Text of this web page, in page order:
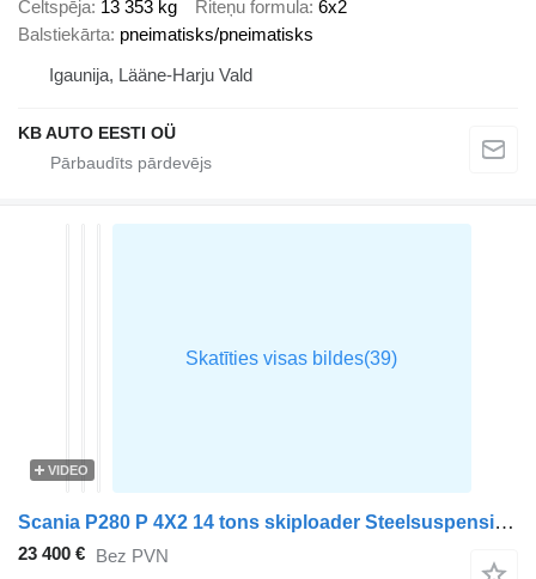
Celtspēja 13 353 kg Riteņu formula 6x2
Balstiekārta pneimatisks/pneimatisks
Igaunija, Lääne-Harju Vald
KB AUTO EESTI OÜ
VIDEO
Scania P280 P 4X2 14 tons skiploader Steelsuspension Automatic Euro 6
23 400 € Bez PVN